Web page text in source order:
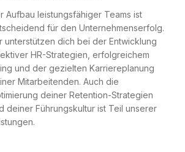
Aufbau leistungsfähiger Teams ist
für den Unternehmenserfolg.
unterstützen dich bei der Entwicklung
HR-Strategien, erfolgreichem
und der gezielten Karriereplanung
Mitarbeitenden. Auch die
deiner Retention-Strategien
deiner Führungskultur ist Teil unserer